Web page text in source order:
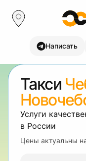
Написать
Такси
Услуги
в России
Цены актуальны